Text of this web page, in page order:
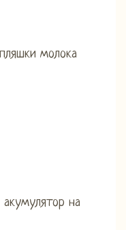
молока
акумулятор на